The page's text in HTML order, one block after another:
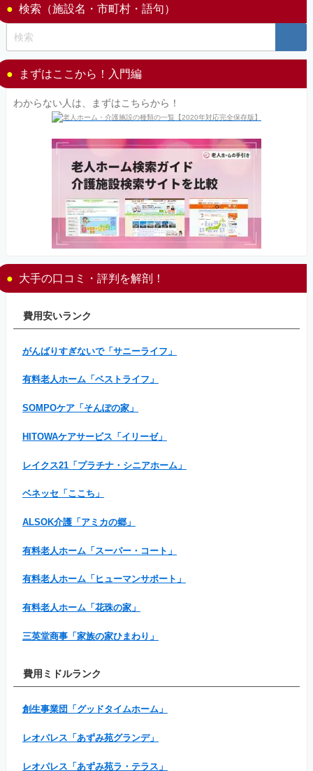
検索（施設名・市町村・語句）
まずはここから！入門編
わからない人は、まずはこちらから！
大手の口コミ・評判を解剖！
費用安いランク
がんばりすぎないで「サニーライフ」
有料老人ホーム「ベストライフ」
SOMPOケア「そんぽの家」
HITOWAケアサービス「イリーゼ」
レイクス21「プラチナ・シニアホーム」
ベネッセ「ここち」
ALSOK介護「アミカの郷」
有料老人ホーム「スーパー・コート」
有料老人ホーム「ヒューマンサポート」
有料老人ホーム「花珠の家」
三英堂商事「家族の家ひまわり」
費用ミドルランク
創生事業団「グッドタイムホーム」
レオパレス「あずみ苑グランデ」
レオパレス「あずみ苑ラ・テラス」